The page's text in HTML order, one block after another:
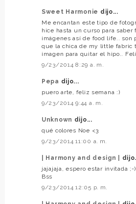
Sweet Harmonie dijo...
Me encantan este tipo de
hice hasta un curso para saber
imágenes así de food life.. son
que la chica de my little fabric
imagen para quitar el hipo..
9/23/2014 8:29 a. m.
Pepa dijo...
puero arte, feliz semana :)
9/23/2014 9:44 a. m.
Unknown dijo...
qué colores Noe <3
9/23/2014 11:00 a. m.
| Harmony and design |
jajajaja, espero estar invitada ;-)
Bss
9/23/2014 12:05 p. m.